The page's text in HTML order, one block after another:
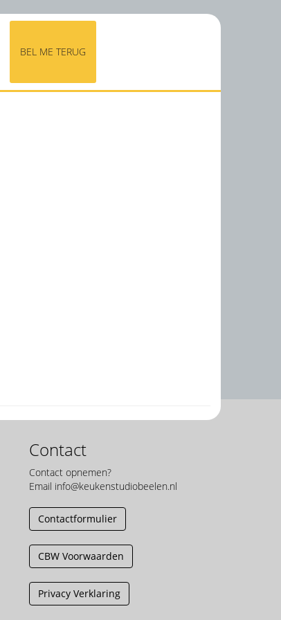
BEL ME TERUG
Contact
Contact opnemen?
Email info@keukenstudiobeelen.nl
Contactformulier
CBW Voorwaarden
Privacy Verklaring